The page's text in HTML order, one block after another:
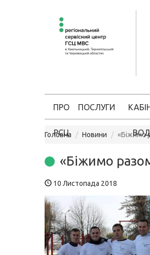
ПРО
РСЦ
ПОСЛУГИ
Головна Новини «Біжимо
«Біжимо
10 Листопада 2018